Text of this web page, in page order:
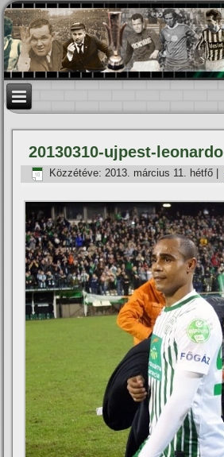
20130310-ujpest-leonardo
Közzétéve: 2013. március 11. hétfő